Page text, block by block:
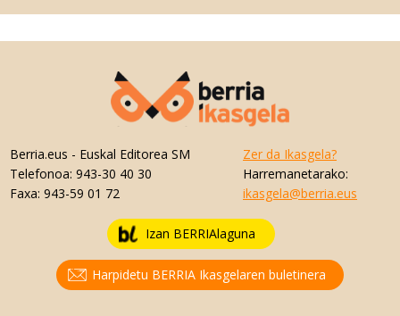
Berria.eus - Euskal Editorea SM
Telefonoa: 943-30 40 30
Faxa: 943-59 01 72
Zer da Ikasgela?
Harremanetarako:
ikasgela@berria.eus
Izan BERRIAlaguna
Harpidetu BERRIA Ikasgelaren buletinera